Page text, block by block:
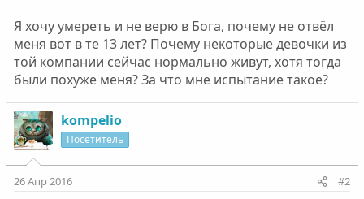
Я хочу умереть и не верю в Бога, почему не отвёл
меня вот в те 13 лет? Почему некоторые девочки из
той компании сейчас нормально живут, хотя тогда
были похуже меня? За что мне испытание такое?
kompelio
Посетитель
26 Апр 2016 #2